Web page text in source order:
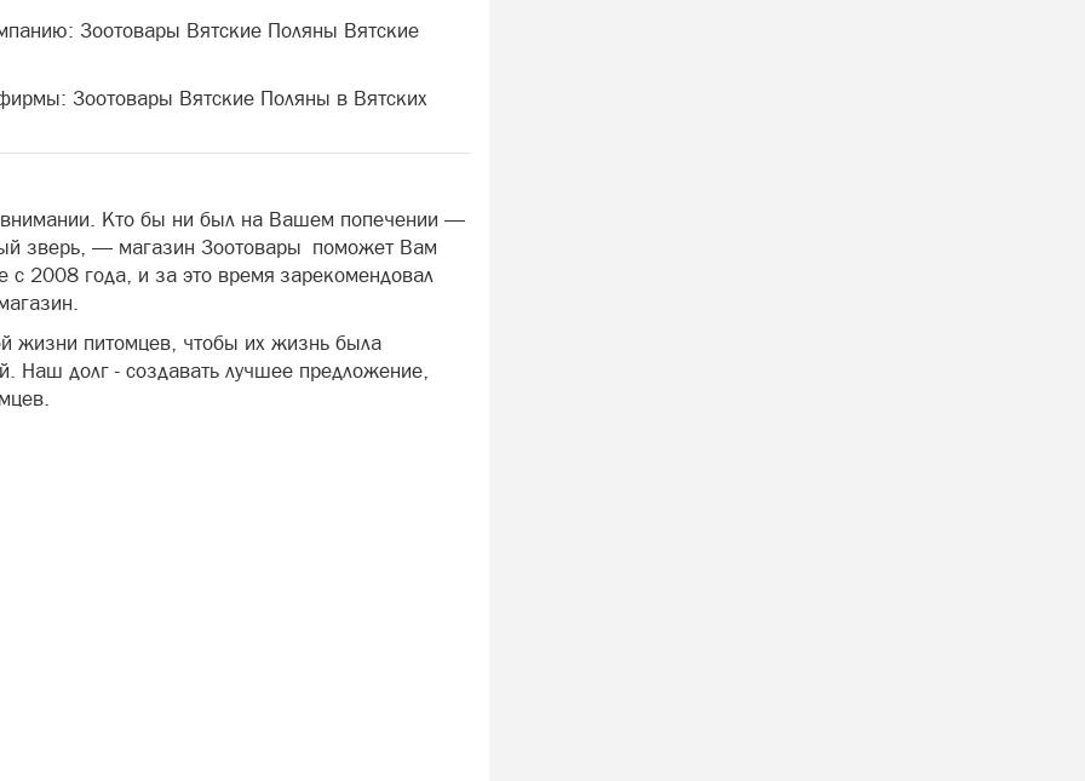
Зоотовары Вятские Поляны Вятские
Зоотовары Вятские Поляны в Вятских
Кто бы ни был на Вашем попечении —
зверь, — магазин Зоотовары поможет Вам
2008 года, и за это время зарекомендовал
жизни питомцев, чтобы их жизнь была
Наш долг - создавать лучшее предложение,